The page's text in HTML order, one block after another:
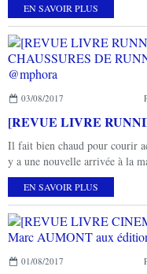
EN SAVOIR PLUS
03/08/2017
Il fait bien chaud pour courir
y a une nouvelle arrivée à la
EN SAVOIR PLUS
01/08/2017